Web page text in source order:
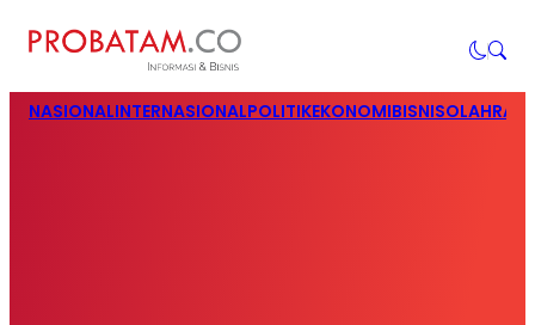
NASIONALINTERNASIONALPOLITIKEKONOMIBISNIS